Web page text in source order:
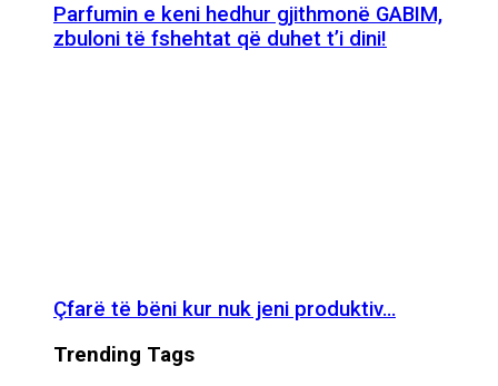
Parfumin e keni hedhur gjithmonë GABIM,
zbuloni të fshehtat që duhet t’i dini!
Çfarë të bëni kur nuk jeni produktiv…
Trending Tags